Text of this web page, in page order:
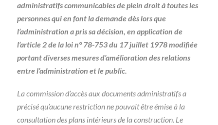
administratifs communicables de plein droit à toutes les
personnes qui en font la demande dès lors que
l’administration a pris sa décision, en application de
l’article 2 de la loi n° 78-753 du 17 juillet 1978 modifiée
portant diverses mesures d’amélioration des relations
entre l’administration et le public.
La commission d’accès aux documents administratifs a
précisé qu’aucune restriction ne pouvait être émise à la
consultation des plans intérieurs de la construction. Le